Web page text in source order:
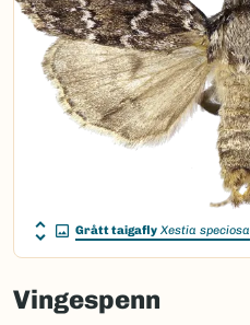
Grått taigafly Xestia speciosa
Vingespenn